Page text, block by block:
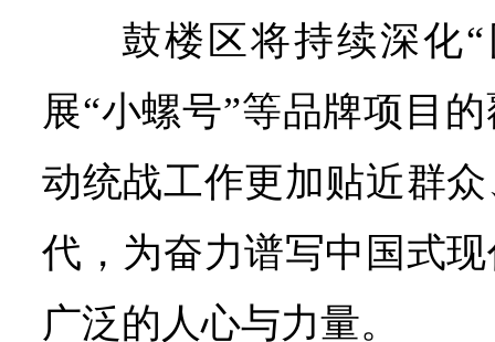
鼓楼区将持续深化
展“小螺号”等品牌项目
动统战工作更加贴近群
代，为奋力谱写中国式
广泛的人心与力量。